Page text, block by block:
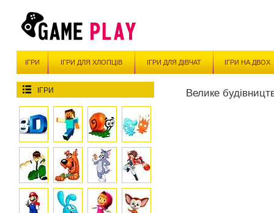
ІГРИ ІГРИ ДЛЯ ХЛОПЦІВ ІГРИ ДЛЯ ДІВЧАТ ІГРИ НА ДВОХ
ІГРИ Велике